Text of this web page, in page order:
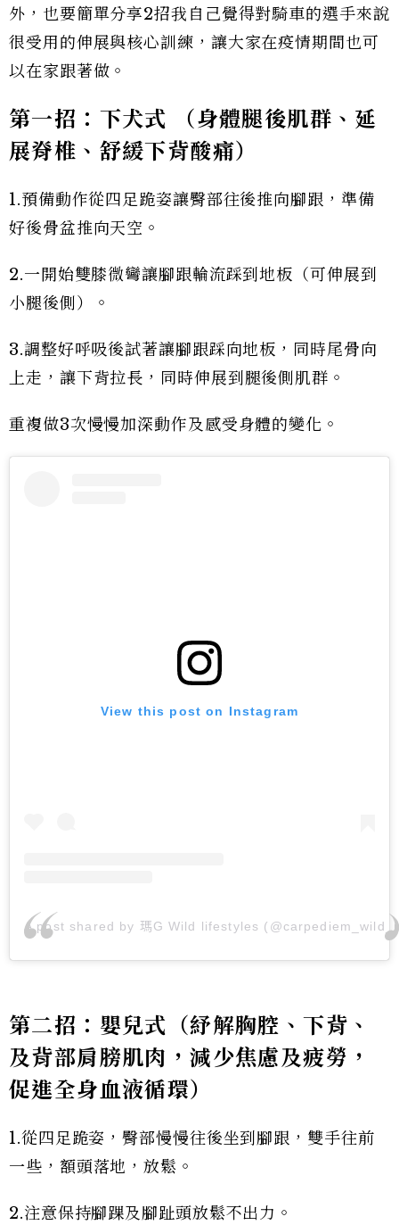
外，也要簡單分享2招我自己覺得對騎車的選手來說
很受用的伸展與核心訓練，讓大家在疫情期間也可
以在家跟著做。
第一招：下犬式 （身體腿後肌群、延
展脊椎、舒緩下背酸痛）
1.預備動作從四足跪姿讓臀部往後推向腳跟，準備
好後骨盆推向天空。
2.一開始雙膝微彎讓腳跟輪流踩到地板（可伸展到
小腿後側）。
3.調整好呼吸後試著讓腳跟踩向地板，同時尾骨向
上走，讓下背拉長，同時伸展到腿後側肌群。
重複做3次慢慢加深動作及感受身體的變化。
View this post on Instagram
A post shared by 瑪G Wild lifestyles
第二招：嬰兒式（紓解胸腔、下背、
及背部肩膀肌肉，減少焦慮及疲勞，
促進全身血液循環）
1.從四足跪姿，臀部慢慢往後坐到腳跟，雙手往前
一些，額頭落地，放鬆。
2.注意保持腳踝及腳趾頭放鬆不出力。